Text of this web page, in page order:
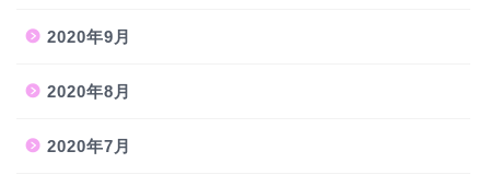
2020年9月
2020年8月
2020年7月